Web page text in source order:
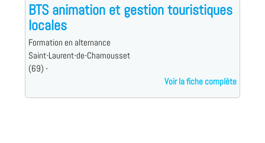
BTS animation et gestion touristiques
locales
Formation en alternance
Saint-Laurent-de-Chamousset
(69) -
Voir la fiche complète